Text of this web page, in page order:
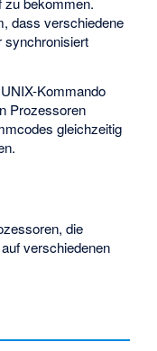
dass verschiedene
synchronisiert
Kommando
Prozessoren
gleichzeitig
die
verschiedenen